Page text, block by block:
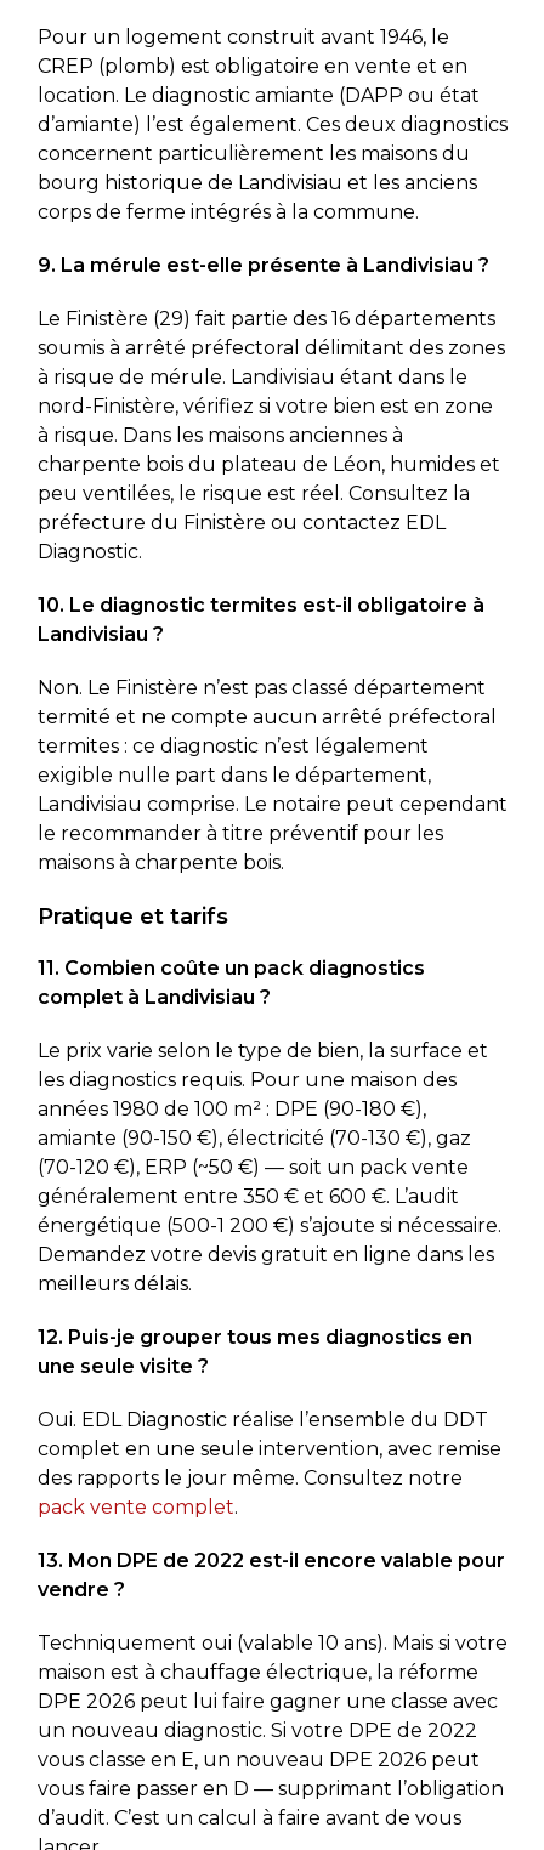
Pour un logement construit avant 1946, le
CREP (plomb) est obligatoire en vente et en
location. Le diagnostic amiante (DAPP ou état
d’amiante) l’est également. Ces deux diagnostics
concernent particulièrement les maisons du
bourg historique de Landivisiau et les anciens
corps de ferme intégrés à la commune.
9. La mérule est-elle présente à Landivisiau ?
Le Finistère (29) fait partie des 16 départements
soumis à arrêté préfectoral délimitant des zones
à risque de mérule. Landivisiau étant dans le
nord-Finistère, vérifiez si votre bien est en zone
à risque. Dans les maisons anciennes à
charpente bois du plateau de Léon, humides et
peu ventilées, le risque est réel. Consultez la
préfecture du Finistère ou contactez EDL
Diagnostic.
10. Le diagnostic termites est-il obligatoire à
Landivisiau ?
Non. Le Finistère n’est pas classé département
termité et ne compte aucun arrêté préfectoral
termites : ce diagnostic n’est légalement
exigible nulle part dans le département,
Landivisiau comprise. Le notaire peut cependant
le recommander à titre préventif pour les
maisons à charpente bois.
Pratique et tarifs
11. Combien coûte un pack diagnostics
complet à Landivisiau ?
Le prix varie selon le type de bien, la surface et
les diagnostics requis. Pour une maison des
années 1980 de 100 m² : DPE (90-180 €),
amiante (90-150 €), électricité (70-130 €), gaz
(70-120 €), ERP (~50 €) — soit un pack vente
généralement entre 350 € et 600 €. L’audit
énergétique (500-1 200 €) s’ajoute si nécessaire.
Demandez votre devis gratuit en ligne dans les
meilleurs délais.
12. Puis-je grouper tous mes diagnostics en
une seule visite ?
Oui. EDL Diagnostic réalise l’ensemble du DDT
complet en une seule intervention, avec remise
des rapports le jour même. Consultez notre
pack vente complet.
13. Mon DPE de 2022 est-il encore valable pour
vendre ?
Techniquement oui (valable 10 ans). Mais si votre
maison est à chauffage électrique, la réforme
DPE 2026 peut lui faire gagner une classe avec
un nouveau diagnostic. Si votre DPE de 2022
vous classe en E, un nouveau DPE 2026 peut
vous faire passer en D — supprimant l’obligation
d’audit. C’est un calcul à faire avant de vous